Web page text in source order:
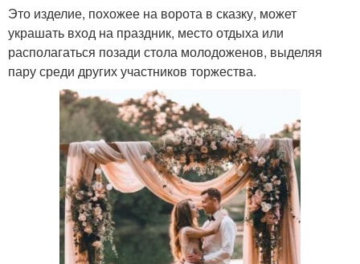
Это изделие, похожее на ворота в сказку, может
украшать вход на праздник, место отдыха или
располагаться позади стола молодоженов, выделяя
пару среди других участников торжества.